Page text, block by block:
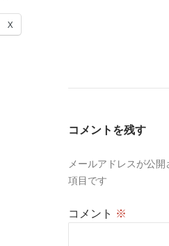
X
コメントを残す
メールアドレスが公開
項目です
コメント ※